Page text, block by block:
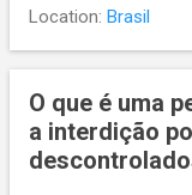
não
Location: Brasil
O que é uma
a interdição